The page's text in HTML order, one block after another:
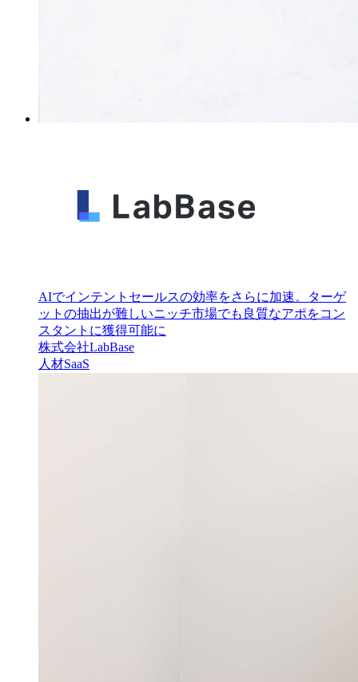
AIでインテントセールスの効率をさらに加速。ターゲ
ットの抽出が難しいニッチ市場でも良質なアポをコン
スタントに獲得可能に
株式会社LabBase
人材SaaS